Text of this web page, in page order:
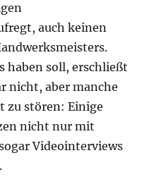
auch keinen
haben soll, erschließt
nicht, aber manche
zu stören: Einige
nicht nur mit
Videointerviews